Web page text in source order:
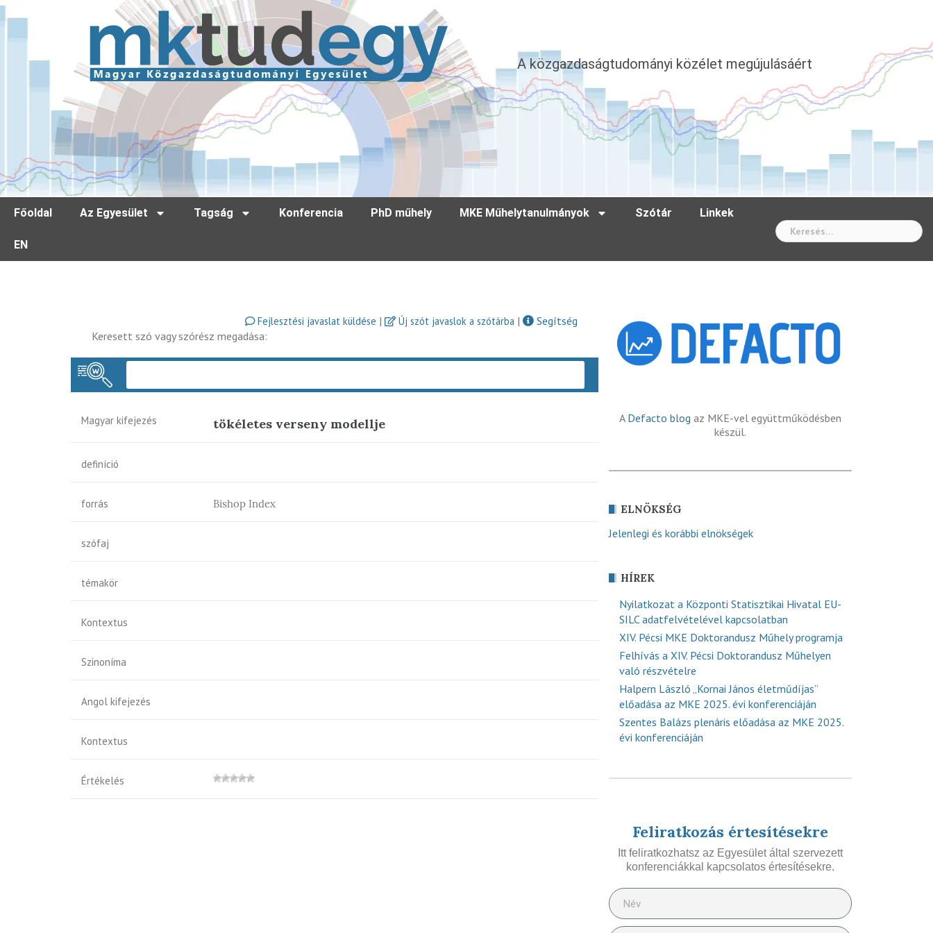
A közgazdaságtudományi közélet megújulásáért
Főoldal Az Egyesület Tagság Konferencia PhD műhely MKE Műhelytanulmányok Szótár Linkek
EN
Fejlesztési javaslat küldése | Új szót javaslok a szótárba |
Segítség
Keresett szó vagy szórész megadása:
Magyar kifejezés tökéletes verseny modellje
definíció
forrás Bishop Index
szófaj
témakör
Kontextus
Szinoníma
Angol kifejezés
Kontextus
Értékelés
A Defacto blog az MKE-vel együttműködésben
készül.
ELNÖKSÉG
Jelenlegi és korábbi elnökségek
HÍREK
Nyilatkozat a Központi Statisztikai Hivatal EU-
SILC adatfelvételével kapcsolatban
XIV. Pécsi MKE Doktorandusz Műhely programja
Felhívás a XIV. Pécsi Doktorandusz Műhelyen
való részvételre
Halpern László „Kornai János életműdíjas”
előadása az MKE 2025. évi konferenciáján
Szentes Balázs plenáris előadása az MKE 2025.
évi konferenciáján
Feliratkozás értesítésekre
Itt feliratkozhatsz az Egyesület által szervezett
konferenciákkal kapcsolatos értesítésekre.